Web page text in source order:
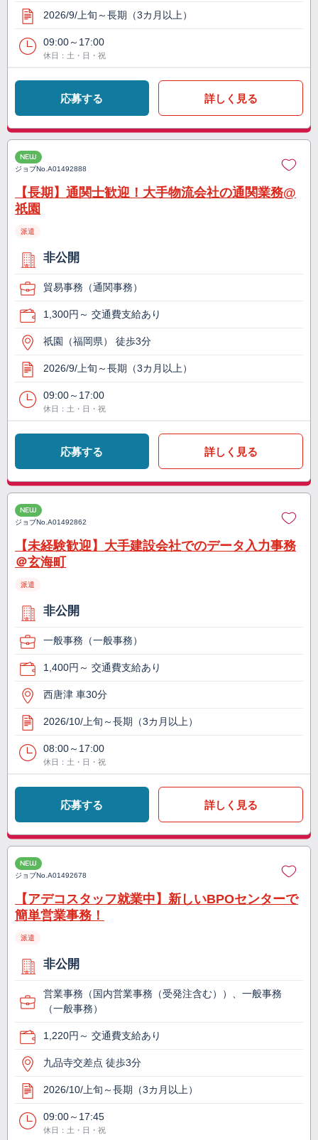
2026/9/上旬～長期（3カ月以上）
09:00～17:00
休日：土・日・祝
応募する 詳しく見る
NEW
ジョブNo.A01492888
【長期】通関士歓迎！大手物流会社の通関業務@
祇園
派遣
非公開
貿易事務（通関事務）
1,300円～ 交通費支給あり
祇園（福岡県） 徒歩3分
2026/9/上旬～長期（3カ月以上）
09:00～17:00
休日：土・日・祝
応募する 詳しく見る
NEW
ジョブNo.A01492862
【未経験歓迎】大手建設会社でのデータ入力事務
＠玄海町
派遣
非公開
一般事務（一般事務）
1,400円～ 交通費支給あり
西唐津 車30分
2026/10/上旬～長期（3カ月以上）
08:00～17:00
休日：土・日・祝
応募する 詳しく見る
NEW
ジョブNo.A01492678
【アデコスタッフ就業中】新しいBPOセンターで
簡単営業事務！
派遣
非公開
営業事務（国内営業事務（受発注含む））、一般事務
（一般事務）
1,220円～ 交通費支給あり
九品寺交差点 徒歩3分
2026/10/上旬～長期（3カ月以上）
09:00～17:45
休日：土・日・祝